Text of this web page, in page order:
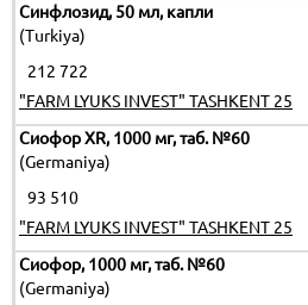
Синфлозид, 50 мл, капли
(Turkiya)
212 722
"FARM LYUKS INVEST" TASHKENT 25
Сиофор XR, 1000 мг, таб. №60
(Germaniya)
93 510
"FARM LYUKS INVEST" TASHKENT 25
Сиофор, 1000 мг, таб. №60
(Germaniya)